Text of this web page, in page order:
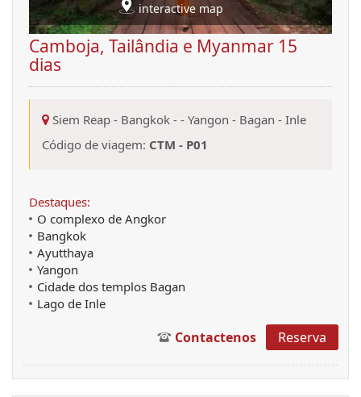
interactive map
Camboja, Tailândia e Myanmar 15
dias
Siem Reap - Bangkok - - Yangon - Bagan - Inle
Código de viagem: CTM - P01
Destaques:
O complexo de Angkor
Bangkok
Ayutthaya
Yangon
Cidade dos templos Bagan
Lago de Inle
Contactenos Reserva